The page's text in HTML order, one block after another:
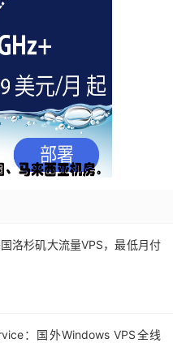
洛杉矶大流量VPS，最低月付
国外Windows VPS全线